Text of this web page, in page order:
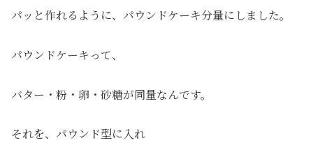
パッと作れるように、パウンドケーキ分量にしました。
パウンドケーキって、
バター・粉・卵・砂糖が同量なんです。
それを、パウンド型に入れ